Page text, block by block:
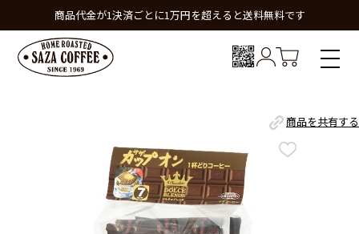
商品代金が1決済ごとに1万円を超えると送料無料です
商品を共有する